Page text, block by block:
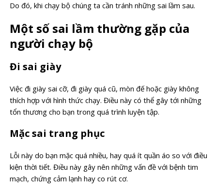
Do đó, khi chạy bộ chúng ta cần tránh những sai lầm sau.
Một số sai lầm thường gặp của
người chạy bộ
Đi sai giày
Việc đi giày sai cỡ, đi giày quá cũ, mòn đế hoặc giày không
thích hợp với hình thức chạy. Điều này có thể gây tới những
tổn thương cho bạn trong quá trình luyện tập.
Mặc sai trang phục
Lỗi này do bạn mặc quá nhiều, hay quá ít quần áo so với điều
kiện thời tiết. Điều này gây nên những vấn đề với bệnh tim
mạch, chứng cảm lạnh hay co rút cơ.